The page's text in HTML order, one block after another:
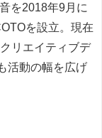
を2018年9月に
を設立。現在
リエイティブデ
活動の幅を広げ